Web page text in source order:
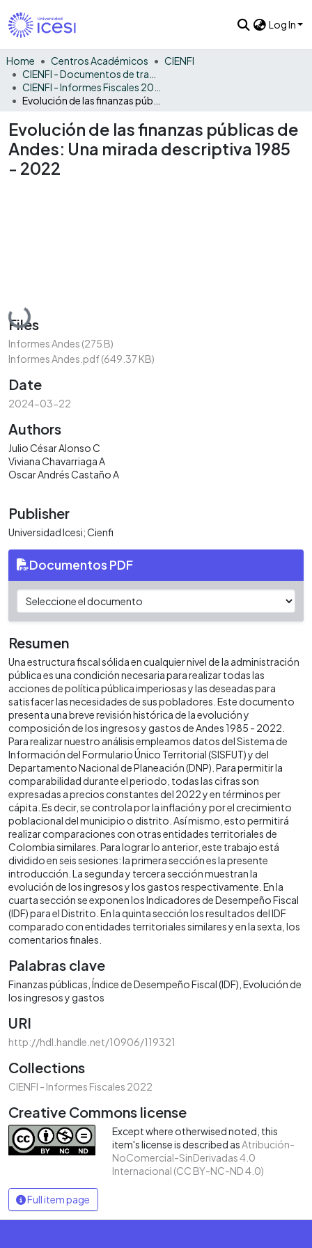
Log In
Home Centros Académicos
CIENFI
Evolución de las finanzas públicas de
Andes: Una mirada descriptiva 1985
- 2022
Loading...
Files
Informes Andes (275 B)
Informes Andes.pdf(649.37 KB)
Date
2024-03-22
Authors
Julio César Alonso C
Viviana Chavarriaga A
Oscar Andrés Castaño A
Publisher
Universidad Icesi; Cienfi
Documentos PDF
Resumen
Una estructura fiscal sólida en cualquier nivel de la administración
pública es una condición necesaria para realizar todas las
acciones de política pública imperiosas y las deseadas para
satisfacer las necesidades de sus pobladores. Este documento
presenta una breve revisión histórica de la evolución y
composición de los ingresos y gastos de Andes 1985 - 2022.
Para realizar nuestro análisis empleamos datos del Sistema de
Información del Formulario Único Territorial (SISFUT) y del
Departamento Nacional de Planeación (DNP). Para permitir la
comparabilidad durante el periodo, todas las cifras son
expresadas a precios constantes del 2022 y en términos per
cápita. Es decir, se controla por la inflación y por el crecimiento
poblacional del municipio o distrito. Así mismo, esto permitirá
realizar comparaciones con otras entidades territoriales de
Colombia similares. Para lograr lo anterior, este trabajo está
dividido en seis sesiones: la primera sección es la presente
introducción. La segunda y tercera sección muestran la
evolución de los ingresos y los gastos respectivamente. En la
cuarta sección se exponen los Indicadores de Desempeño Fiscal
(IDF) para el Distrito. En la quinta sección los resultados del IDF
comparado con entidades territoriales similares y en la sexta, los
comentarios finales.
Palabras clave
Finanzas públicas Índice de Desempeño Fiscal (IDF) Evolución de
los ingresos y gastos
URI
http://hdl.handle.net/10906/119321
Collections
CIENFI - Informes Fiscales 2022
Creative Commons license
Except where otherwised noted, this
item's license is described asAtribución-
NoComercial-SinDerivadas 4.0
Internacional (CC BY-NC-ND 4.0)
Full item page